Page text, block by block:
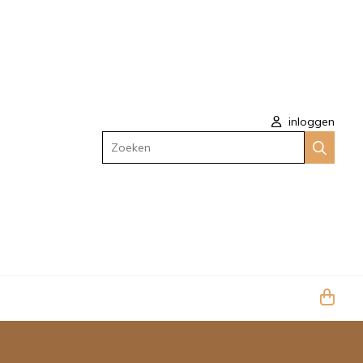
inloggen
Zoeken